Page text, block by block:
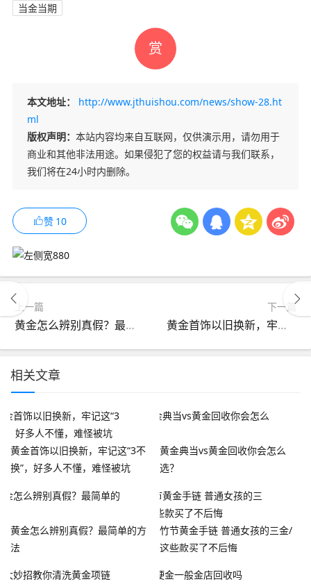
当金当期
赏
本文地址：
http://www.jthuishou.com/news/show-28.ht
ml
版权声明： 本站内容均来自互联网，仅供演示用，请勿用于
商业和其他非法用途。如果侵犯了您的权益请与我们联系，
我们将在24小时内删除。
赞 10
上一篇
黄金怎么辨别真假？最简单的方法
下一篇
黄金首饰以旧换新，牢记这“3不换”，好多人不懂，难怪被坑
相关文章
黄金首饰以旧换新，牢记这“3不
换”，好多人不懂，难怪被坑
黄金典当vs黄金回收你会怎么
选？
黄金怎么辨别真假？最简单的方
法
竹节黄金手链 普通女孩的三金/
这些款买了不后悔